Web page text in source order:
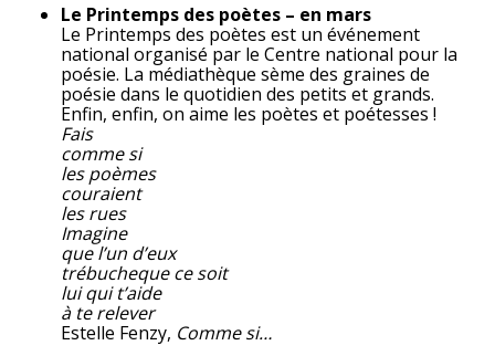
Le Printemps des poètes – en mars
Le Printemps des poètes est un événement
national organisé par le Centre national pour la
poésie. La médiathèque sème des graines de
poésie dans le quotidien des petits et grands.
Enfin, enfin, on aime les poètes et poétesses !
Fais
comme si
les poèmes
couraient
les rues
Imagine
que l’un d’eux
trébucheque ce soit
lui qui t’aide
à te relever
Estelle Fenzy, Comme si…